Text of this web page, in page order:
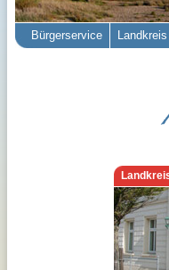
Bürgerservice